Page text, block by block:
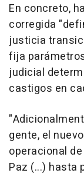
En concreto,
corregida
justicia
fija
judicial
castigos en
gente, el
operacional
Paz (...) hasta